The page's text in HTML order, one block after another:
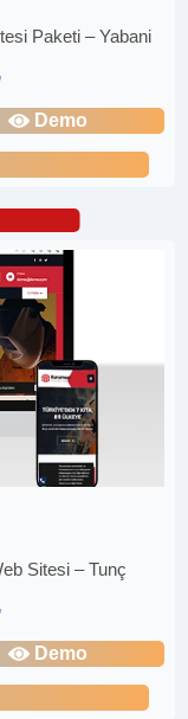
Paketi – Yabani
Demo
Sitesi – Tunç
Demo